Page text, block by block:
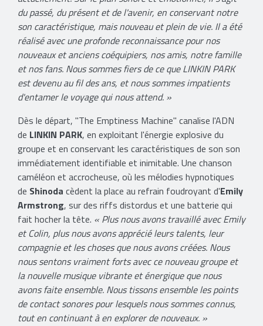
du passé, du présent et de l'avenir, en conservant notre
son caractéristique, mais nouveau et plein de vie. Il a été
réalisé avec une profonde reconnaissance pour nos
nouveaux et anciens coéquipiers, nos amis, notre famille
et nos fans. Nous sommes fiers de ce que LINKIN PARK
est devenu au fil des ans, et nous sommes impatients
d'entamer le voyage qui nous attend. »
Dès le départ, ''The Emptiness Machine'' canalise l'ADN
de LINKIN PARK, en exploitant l'énergie explosive du
groupe et en conservant les caractéristiques de son son
immédiatement identifiable et inimitable. Une chanson
caméléon et accrocheuse, où les mélodies hypnotiques
de Shinoda cèdent la place au refrain foudroyant d'Emily
Armstrong, sur des riffs distordus et une batterie qui
fait hocher la tête. « Plus nous avons travaillé avec Emily
et Colin, plus nous avons apprécié leurs talents, leur
compagnie et les choses que nous avons créées. Nous
nous sentons vraiment forts avec ce nouveau groupe et
la nouvelle musique vibrante et énergique que nous
avons faite ensemble. Nous tissons ensemble les points
de contact sonores pour lesquels nous sommes connus,
tout en continuant à en explorer de nouveaux. »